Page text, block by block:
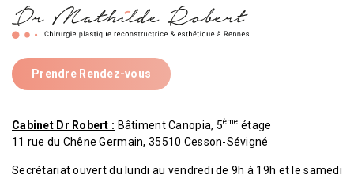
Prendre Rendez-vous
Cabinet Dr Robert : Bâtiment Canopia, 5ème étage
11 rue du Chêne Germain, 35510 Cesson-Sévigné
Secrétariat ouvert du lundi au vendredi de 9h à 19h et le samedi